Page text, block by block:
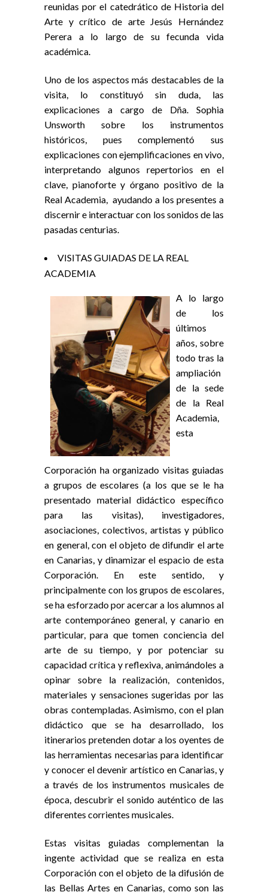
reunidas por el catedrático de Historia del
Arte y crítico de arte Jesús Hernández
Perera a lo largo de su fecunda vida
académica.
Uno de los aspectos más destacables de la
visita, lo constituyó sin duda, las
explicaciones a cargo de Dña. Sophia
Unsworth sobre los instrumentos
históricos, pues complementó sus
explicaciones con ejemplificaciones en vivo,
interpretando algunos repertorios en el
clave, pianoforte y órgano positivo de la
Real Academia, ayudando a los presentes a
discernir e interactuar con los sonidos de las
pasadas centurias.
VISITAS GUIADAS DE LA REAL
ACADEMIA
A lo largo
de los
últimos
años, sobre
todo tras la
ampliación
de la sede
de la Real
Academia,
esta
Corporación ha organizado visitas guiadas
a grupos de escolares (a los que se le ha
presentado material didáctico específico
para las visitas), investigadores,
asociaciones, colectivos, artistas y público
en general, con el objeto de difundir el arte
en Canarias, y dinamizar el espacio de esta
Corporación. En este sentido, y
principalmente con los grupos de escolares,
se ha esforzado por acercar a los alumnos al
arte contemporáneo general, y canario en
particular, para que tomen conciencia del
arte de su tiempo, y por potenciar su
capacidad crítica y reflexiva, animándoles a
opinar sobre la realización, contenidos,
materiales y sensaciones sugeridas por las
obras contempladas. Asimismo, con el plan
didáctico que se ha desarrollado, los
itinerarios pretenden dotar a los oyentes de
las herramientas necesarias para identificar
y conocer el devenir artístico en Canarias, y
a través de los instrumentos musicales de
época, descubrir el sonido auténtico de las
diferentes corrientes musicales.
Estas visitas guiadas complementan la
ingente actividad que se realiza en esta
Corporación con el objeto de la difusión de
las Bellas Artes en Canarias, como son las